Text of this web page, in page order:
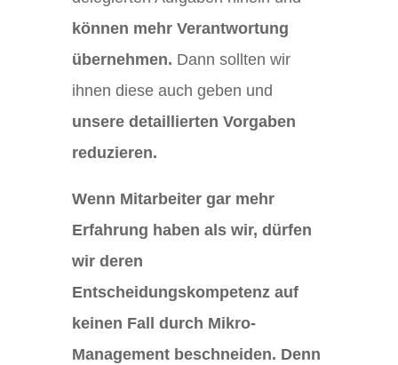
können mehr Verantwortung
übernehmen. Dann sollten wir
ihnen diese auch geben und
unsere detaillierten Vorgaben
reduzieren.
Wenn Mitarbeiter gar mehr
Erfahrung haben als wir, dürfen
wir deren
Entscheidungskompetenz auf
keinen Fall durch Mikro-
Management beschneiden. Denn